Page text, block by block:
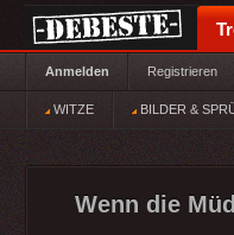
Anmelden Registrieren
WITZE BILDER &
Wenn die